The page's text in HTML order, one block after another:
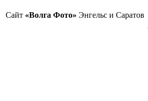
Сайт «Волга Фото» Энгельс и Саратов